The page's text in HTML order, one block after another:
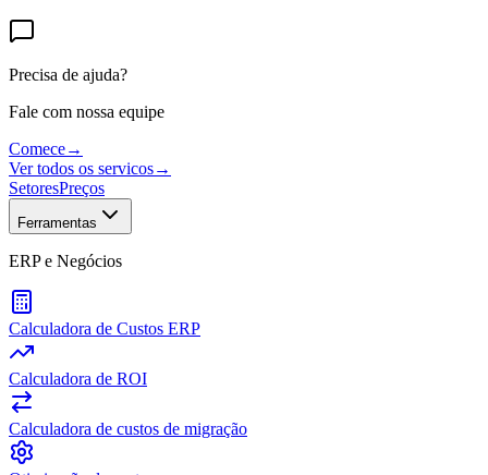
Precisa de ajuda?
Fale com nossa equipe
Comece→
Ver todos os servicos→
SetoresPreços
Ferramentas
ERP e Negócios
Calculadora de Custos ERP
Calculadora de ROI
Calculadora de custos de migração